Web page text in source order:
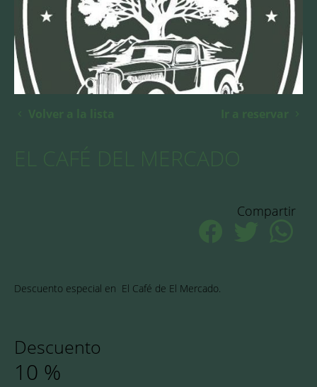
Volver a la lista Ir a reservar
EL CAFÉ DEL MERCADO
Compartir
Descuento especial en El Café de El Mercado.
Descuento
10 %